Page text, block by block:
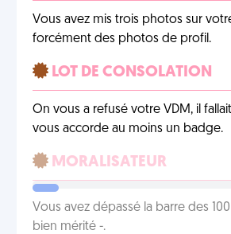
Vous avez mis trois photos sur
forcément des photos de profil.
LOT DE CONSOLATION
On vous a refusé votre VDM, il
vous accorde au moins un badge.
MORALISATEUR
Vous avez dépassé la barre des
bien mérité -.